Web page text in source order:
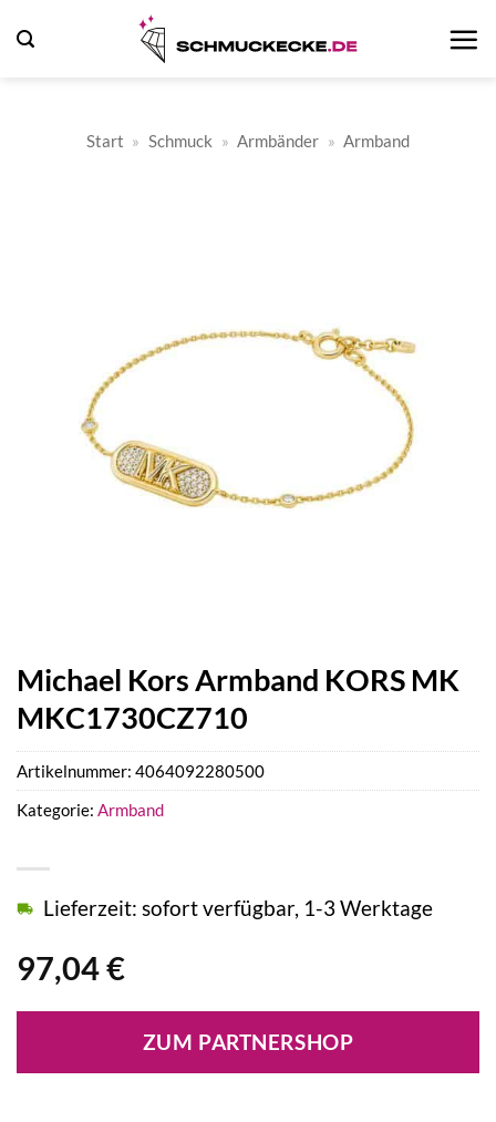
Inhalt
Start » Schmuck » Armbänder » Armband
Michael Kors Armband KORS MK
MKC1730CZ710
97,04€
Lieferzeit: sofort verfügbar, 1-3 Werktage
ZUM PARTNERSHOP
Artikelnummer: 4064092280500
Kategorie: Armband